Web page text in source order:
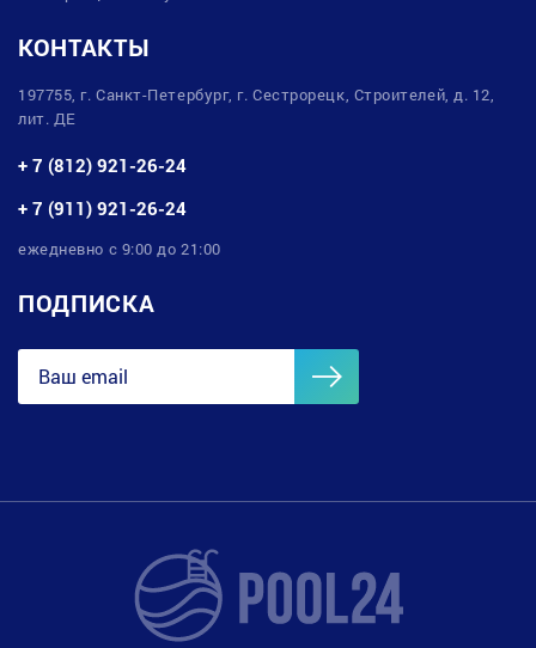
КОНТАКТЫ
197755, г. Санкт-Петербург, г. Сестрорецк, Строителей, д. 12,
лит. ДЕ
+ 7 (812) 921-26-24
+ 7 (911) 921-26-24
ежедневно с 9:00 до 21:00
ПОДПИСКА